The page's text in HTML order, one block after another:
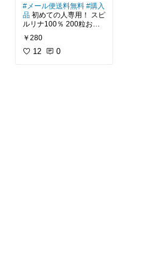
ます。ベランダや玄関の
外に蝉や昆虫も殆ど来な
くなるので虫嫌いさんに
おすすめです。
お散歩時、ペットにつけ
#メール便送料無料 #購入
品 初めての人専用！ スピ
ルリナ100％ 200粒お試
しパック 約5日分。野菜
不足の人や、何だか疲れ
やすい人におすすめで
￥280
12 0